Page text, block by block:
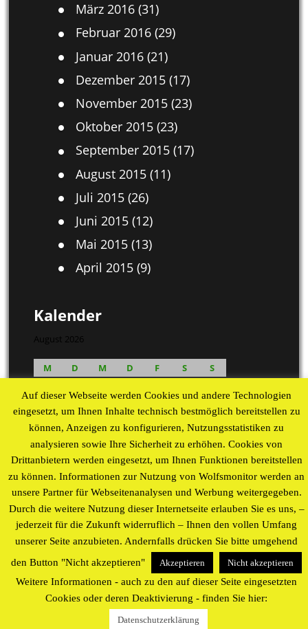
März 2016(31)
Februar 2016(29)
Januar 2016(21)
Dezember 2015(17)
November 2015(23)
Oktober 2015(23)
September 2015(17)
August 2015(11)
Juli 2015(26)
Juni 2015(12)
Mai 2015(13)
April 2015(9)
Kalender
August 2026
M D M D F S
S
11 13 14 15
17
19 20 21
23
24
25 26 27 28 29
30
31
« Aug
Proudly powered by WordPresstheme byWP Blogs
Auf dieser Webseite werden Cookies und andere Technologien
eingesetzt, um Ihnen Inhalte technisch bestmöglich bereitstellen zu
können, Anzeigen zu konfigurieren, Nutzungsstatistiken zu
analysieren sowie Ihre Sicherheit zu erhöhen. Cookies von
Drittanbietern werden eingesetzt, um Ihnen Funktionen bereitstellen
zu können. Informationen zur Nutzung von Wolfsmonitor werden an
unsere Partner für Webseitenanalysen und Werbung weitergegeben.
Durch die weitere Nutzung dieser Internetseite erlauben Sie es uns, –
jederzeit für die Zukunft widerruflich – Ihnen den vollen Umfang
unserer Seite anzubieten. Andernfalls drücken Sie bitte umgehend
den Button "Nicht akzeptieren"
Akzeptieren Nicht akzeptieren
Weitere Informationen - auch zu den auf dieser Seite eingesetzten
Cookies oder deren Deaktivierung - finden Sie hier:
Datenschutzerklärung